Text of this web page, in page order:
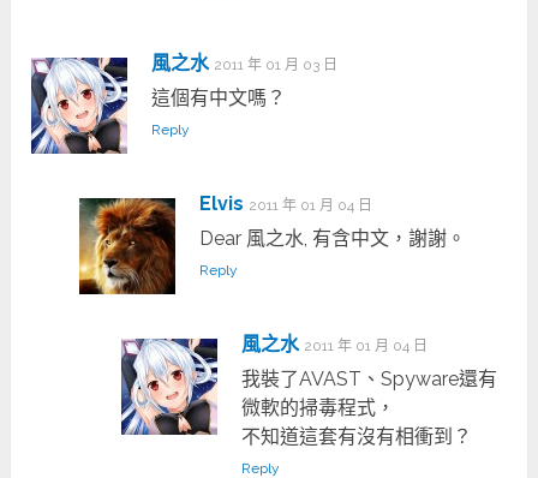
風之水 2011 年 01 月 03 日
這個有中文嗎？
Reply
Elvis 2011 年 01 月 04 日
Dear 風之水, 有含中文，謝謝。
Reply
風之水 2011 年 01 月 04 日
我裝了AVAST、Spyware還有
微軟的掃毒程式，
不知道這套有沒有相衝到？
Reply